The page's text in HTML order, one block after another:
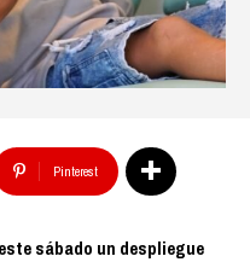
Pinterest
sábado un despliegue